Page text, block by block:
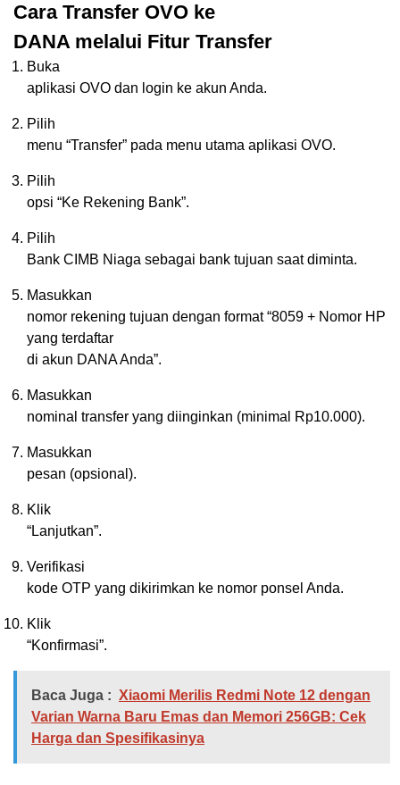
Cara Transfer OVO ke
DANA melalui Fitur Transfer
Buka
aplikasi OVO dan login ke akun Anda.
Pilih
menu “Transfer” pada menu utama aplikasi OVO.
Pilih
opsi “Ke Rekening Bank”.
Pilih
Bank CIMB Niaga sebagai bank tujuan saat diminta.
Masukkan
nomor rekening tujuan dengan format “8059 + Nomor HP
yang terdaftar
di akun DANA Anda”.
Masukkan
nominal transfer yang diinginkan (minimal Rp10.000).
Masukkan
pesan (opsional).
Klik
“Lanjutkan”.
Verifikasi
kode OTP yang dikirimkan ke nomor ponsel Anda.
Klik
“Konfirmasi”.
Baca Juga : Xiaomi Merilis Redmi Note 12 dengan
Varian Warna Baru Emas dan Memori 256GB: Cek
Harga dan Spesifikasinya